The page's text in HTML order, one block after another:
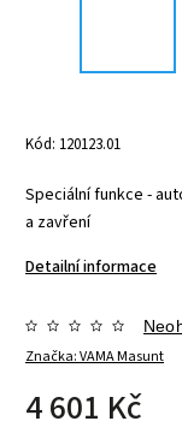
Kód: 120123.01
Speciální funkce -
a zavření
Detailní informace
Značka:VAMA Masunt
4 601 Kč